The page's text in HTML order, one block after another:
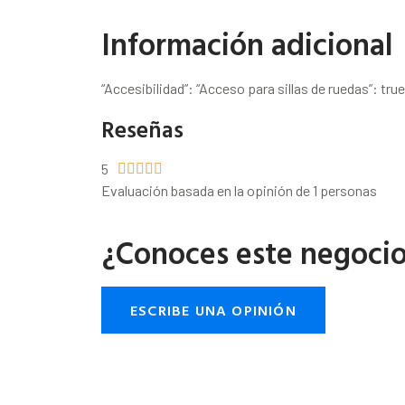
Información adicional
“Accesibilidad”: “Acceso para sillas de ruedas”:
Reseñas
5     
Evaluación basada en la opinión de 1 personas
¿Conoces este
ESCRIBE UNA OPINIÓN